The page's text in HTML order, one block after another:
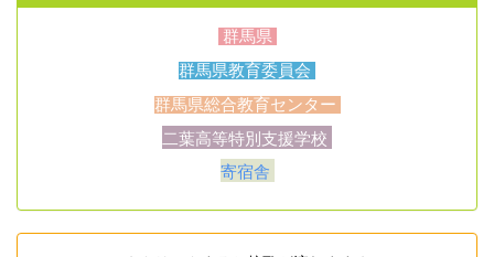
群馬県
群馬県教育委員会
群馬県総合教育センター
二葉高等特別支援学校
寄宿舎